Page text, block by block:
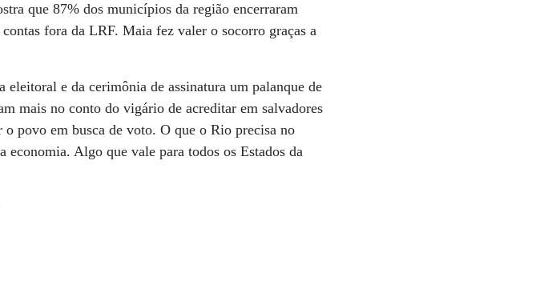
que 87% dos municípios da região encerraram
fora da LRF. Maia fez valer o socorro graças a
e da cerimônia de assinatura um palanque de
mais no conto do vigário de acreditar em salvadores
povo em busca de voto. O que o Rio precisa no
economia. Algo que vale para todos os Estados da